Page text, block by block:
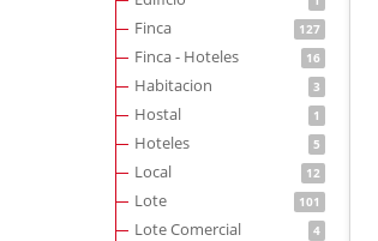
Finca 127
Finca - Hoteles 16
Habitacion 3
Hostal 1
Hoteles 5
Local 12
Lote 101
Lote Comercial 4